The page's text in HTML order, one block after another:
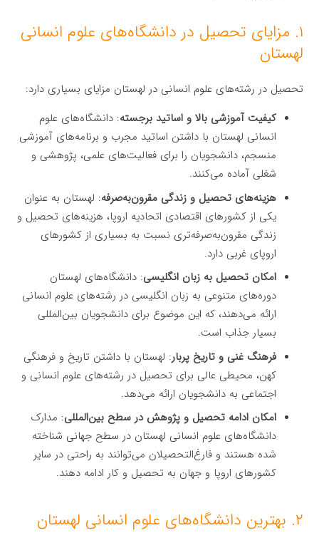
۱. مزایای تحصیل در دانشگاه‌های علوم انسانی
لهستان
تحصیل در رشته‌های علوم انسانی در لهستان مزایای بسیاری دارد:
کیفیت آموزشی بالا و اساتید برجسته: دانشگاه‌های علوم
انسانی لهستان با داشتن اساتید مجرب و برنامه‌های آموزشی
منسجم، دانشجویان را برای فعالیت‌های علمی، پژوهشی و
شغلی آماده می‌کنند.
هزینه‌های تحصیل و زندگی مقرون‌به‌صرفه: لهستان به عنوان
یکی از کشورهای اقتصادی اتحادیه اروپا، هزینه‌های تحصیل و
زندگی مقرون‌به‌صرفه‌تری نسبت به بسیاری از کشورهای
اروپای غربی دارد.
امکان تحصیل به زبان انگلیسی: دانشگاه‌های لهستان
دوره‌های متنوعی به زبان انگلیسی در رشته‌های علوم انسانی
ارائه می‌دهند، که این موضوع برای دانشجویان بین‌المللی
بسیار جذاب است.
فرهنگ غنی و تاریخ پربار: لهستان با داشتن تاریخ و فرهنگی
کهن، محیطی عالی برای تحصیل در رشته‌های علوم انسانی و
اجتماعی به دانشجویان ارائه می‌دهد.
امکان ادامه تحصیل و پژوهش در سطح بین‌المللی: مدارک
دانشگاه‌های علوم انسانی لهستان در سطح جهانی شناخته
شده هستند و فارغ‌التحصیلان می‌توانند به راحتی در سایر
کشورهای اروپا و جهان به تحصیل و کار ادامه دهند.
۲. بهترین دانشگاه‌های علوم انسانی لهستان